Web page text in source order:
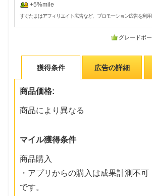
+5%mile
すぐたまはアフィリエイト広告など、プロモーション広告を利
グレードボ
獲得条件 広告の詳細
商品価格:
商品により異なる
マイル獲得条件
商品購入
・アプリからの購入は成果計測不可
です。